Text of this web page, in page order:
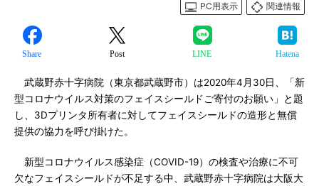
PC用表示
関連情報
Share Post LINE Hatena
武蔵野赤十字病院（東京都武蔵野市）は2020年4月30日、「新
型コロナウイルス対策のフェイスシールドご寄付のお願い」と題
し、3Dプリンタ所有者に対してフェイスシールドの造形と無償
提供の協力を呼び掛けた。
新型コロナウイルス感染症（COVID-19）の検査や治療に不可
欠なフェイスシールドが不足する中、武蔵野赤十字病院は大阪大